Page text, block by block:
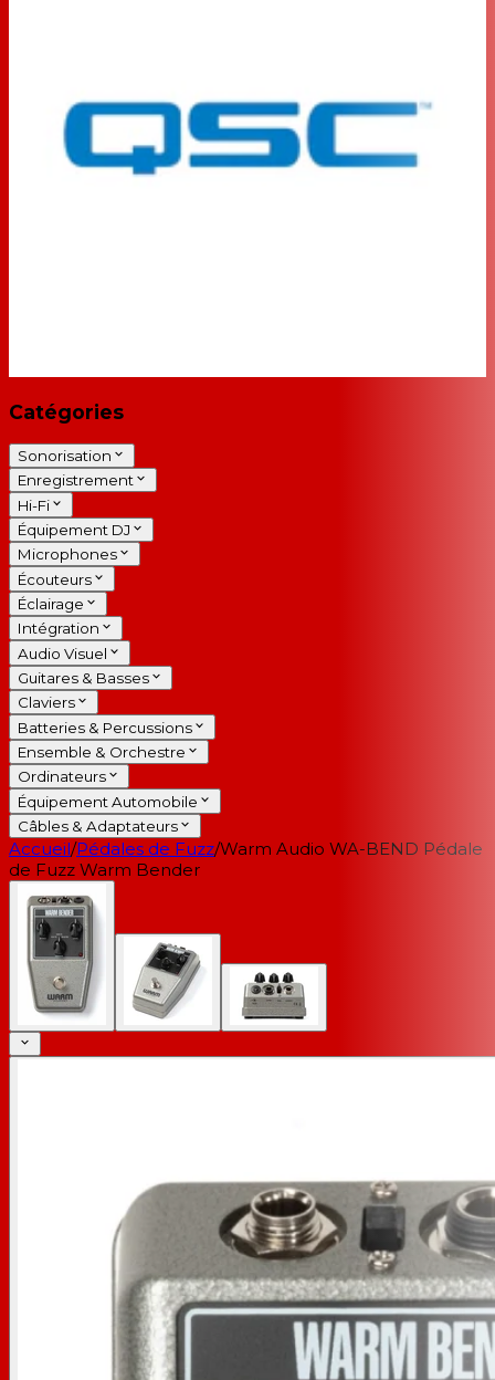
Catégories
Sonorisation
Enregistrement
Hi-Fi
Équipement DJ
Microphones
Écouteurs
Éclairage
Intégration
Audio Visuel
Guitares & Basses
Claviers
Batteries & Percussions
Ensemble & Orchestre
Ordinateurs
Équipement Automobile
Câbles & Adaptateurs
Accueil/Pédales de Fuzz/Warm Audio WA-BEND Pédale
de Fuzz Warm Bender